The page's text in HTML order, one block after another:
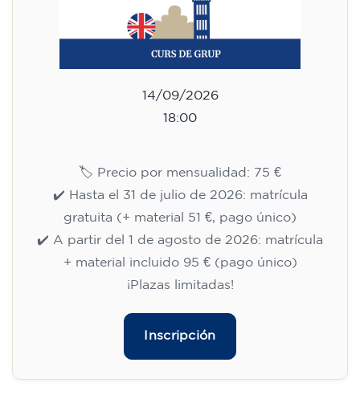
14/09/2026
18:00
🏷️ Precio por mensualidad: 75 €
✔️ Hasta el 31 de julio de 2026: matrícula
gratuita (+ material 51 €, pago único)
✔️ A partir del 1 de agosto de 2026: matrícula
+ material incluido 95 € (pago único)
¡Plazas limitadas!
Inscripción